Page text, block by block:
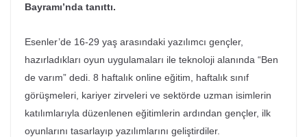
Bayramı’nda tanıttı.
Esenler’de 16-29 yaş arasındaki yazılımcı gençler,
hazırladıkları oyun uygulamaları ile teknoloji alanında “Ben
de varım” dedi. 8 haftalık online eğitim, haftalık sınıf
görüşmeleri, kariyer zirveleri ve sektörde uzman isimlerin
katılımlarıyla düzenlenen eğitimlerin ardından gençler, ilk
oyunlarını tasarlayıp yazılımlarını geliştirdiler.